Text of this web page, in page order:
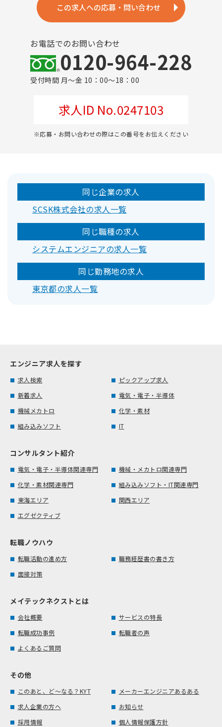
この求人への応募・問い合わせ
お電話でのお問い合わせ
0120-964-228
受付時間 月～金 10：00～18：00
求人ID No.0247103
※応募・お問い合わせの際はこの番号をお伝えください
同じ企業の求人
SCSK株式会社の求人一覧
同じ職種の求人
システムエンジニアの求人一覧
同じ勤務地の求人
東京都の求人一覧
エンジニア求人を探す
求人検索
ピックアップ求人
新着求人
電気・電子・半導体
機械メカトロ
化学・素材
組み込みソフト
IT
コンサルタント紹介
電気・電子・半導体関連専門
機械・メカトロ関連専門
化学・素材関連専門
組み込みソフト・IT関連専門
東海エリア
関西エリア
エグゼクティブ
転職ノウハウ
転職活動の進め方
職務経歴書の書き方
面接対策
メイテックネクストとは
会社概要
サービスの特長
転職成功事例
転職者の声
よくあるご質問
その他
このあと、ど～なる？KYT
メーカーエンジニアあるある
求人企業の方へ
お知らせ
採用情報
個人情報保護方針